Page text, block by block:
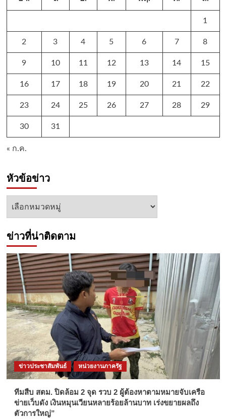
1
2 3 4 5 6 7 8
9 10 11 12 13 14 15
16 17 18 19 20 21 22
23 24 25 26 27 28 29
30 31
« ก.ค.
หัวข้อข่าว
หัวข้อ
ข่าวที่น่าติดตาม
ข่าวประชาสัมพันธ์ หน่วยงานภาครัฐ
ทีมสืบ สตม. ปิดล้อม 2 จุด รวบ 2 ผู้ต้องหาตามหมายจับเครือ
ข่ายเว็บดัง เงินหมุนเวียนหลายร้อยล้านบาท เร่งขยายผลถึง
ตัวการใหญ่”